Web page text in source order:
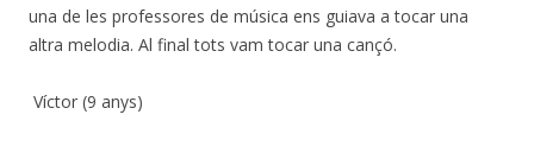
una de les professores de música ens guiava a tocar una
altra melodia. Al final tots vam tocar una cançó.
Víctor (9 anys)